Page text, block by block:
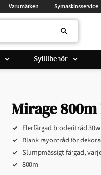
Varumärken Symaskinsservice
Sytillbehör
Mirage
Flerfärgad broderitråd
Blank rayontråd för
Slumpmässigt färgad,
800m